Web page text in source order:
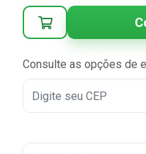
3x
4x
5x
7x
Consulte as opções de